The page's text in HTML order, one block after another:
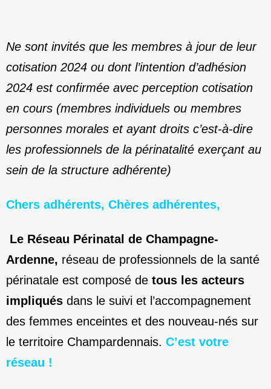
Ne sont invités que les membres à jour de leur
cotisation 2024 ou dont l’intention d’adhésion
2024 est confirmée avec perception cotisation
en cours (membres individuels ou membres
personnes morales et ayant droits c’est-à-dire
les professionnels de la périnatalité exerçant au
sein de la structure adhérente)
Chers adhérents, Chères adhérentes,
Le Réseau Périnatal de Champagne-
Ardenne, réseau de professionnels de la santé
périnatale est composé de tous les acteurs
impliqués dans le suivi et l’accompagnement
des femmes enceintes et des nouveau-nés sur
le territoire Champardennais. C’est votre
réseau !